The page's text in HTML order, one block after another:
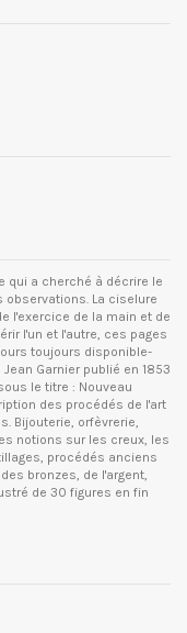
qui a cherché à décrire le
La ciselure
l'exercice de la main et de
l'un et l'autre, ces pages
toujours disponible-
Garnier publié en 1853
le titre : Nouveau
des procédés de l'art
Bijouterie, orfèvrerie,
notions sur les creux, les
procédés anciens
bronzes, de l'argent,
de 30 figures en fin